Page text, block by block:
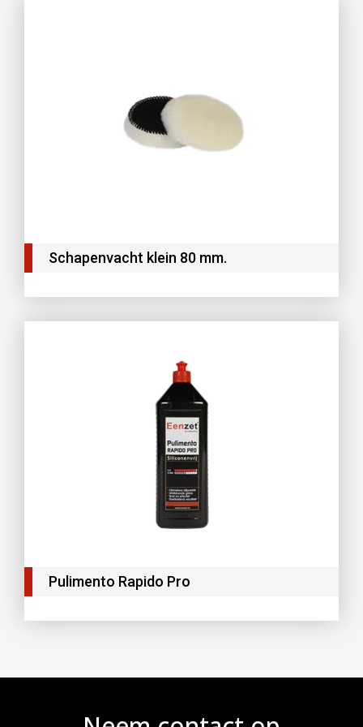
Schapenvacht klein 80 mm.
Pulimento Rapido Pro